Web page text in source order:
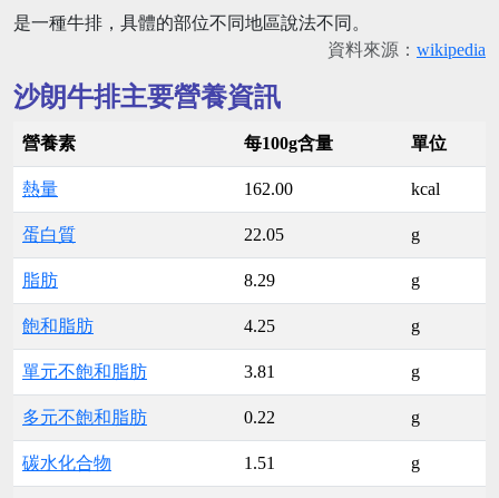
是一種牛排，具體的部位不同地區說法不同。
資料來源： wikipedia
沙朗牛排主要營養資訊
營養素 每100g含量 單位
熱量 162.00 kcal
蛋白質 22.05 g
脂肪 8.29 g
飽和脂肪 4.25 g
單元不飽和脂肪 3.81 g
多元不飽和脂肪 0.22 g
碳水化合物 1.51 g